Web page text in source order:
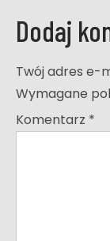
Dodaj
Twój adres e-
Wymagane
Komentarz *